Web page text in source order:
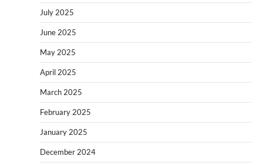
July 2025
June 2025
May 2025
April 2025
March 2025
February 2025
January 2025
December 2024